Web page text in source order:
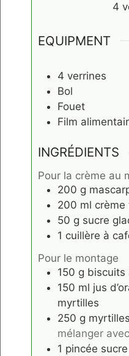
4
EQUIPMENT
4 verrines
Bol
Fouet
Film
INGRÉDIENTS
Pour la crème au
200 g
200 ml crème
50 g sucre
1 cuillère à
Pour le montage
150 g biscuits
150 ml jus
myrtilles
250 g myrtilles
mélanger
1 pincée